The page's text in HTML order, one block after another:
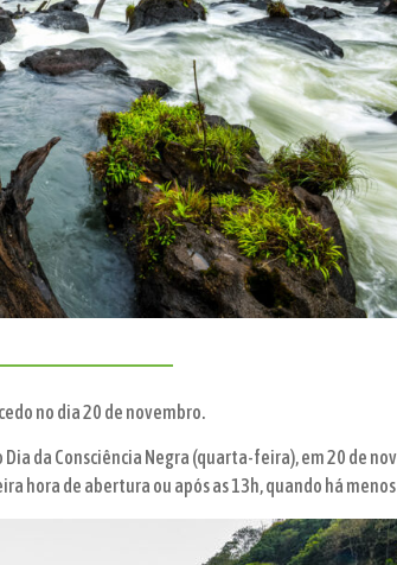
no dia 20 de novembro.
da Consciência Negra (quarta-feira), em 20 de
hora de abertura ou após as 13h, quando há